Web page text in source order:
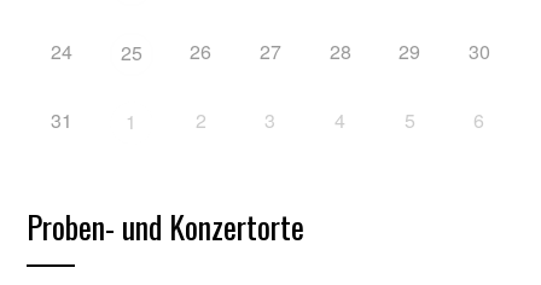
24 25 26 27 28 29 30
31 1 2 3 4 5 6
Proben- und Konzertorte